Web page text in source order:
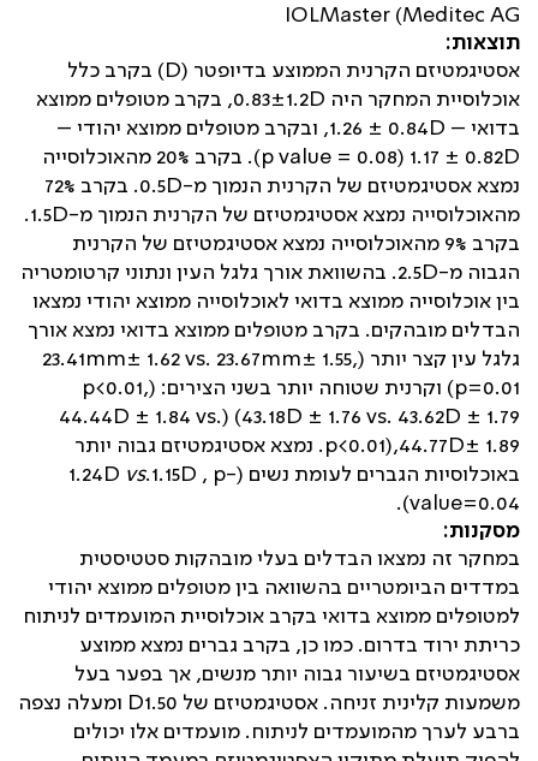
Meditec AG) IOLMaster
תוצאות:
אסטיגמטיזם הקרנית הממוצע בדיופטר (D) בקרב כלל
אוכלוסיית המחקר היה D
0.83±1.2, בקרב מטופלים ממוצא
בדואי – D 0.84 ± 1.26, ובקרב מטופלים ממוצא יהודי –
D
0.82 ± 1.17 (
p value = 0.08
). בקרב 20% מהאוכלוסייה
נמצא אסטיגמטיזם של הקרנית הנמוך מ-D
0.5. בקרב 72%
מהאוכלוסייה נמצא אסטיגמטיזם של הקרנית הנמוך מ-D
1.5.
בקרב 9% מהאוכלוסייה נמצא אסטיגמטיזם של הקרנית
הגבוה מ-2.5D. בהשוואת אורך גלגל העין ונתוני קרטומטריה
בין אוכלוסייה ממוצא בדואי לאוכלוסייה ממוצא יהודי נמצאו
הבדלים מובהקים. בקרב מטופלים ממוצא בדואי נמצא אורך
גלגל עין קצר יותר
(23.41mm± 1.62 vs. 23.67mm± 1.55,
p=0.01)
וקרנית שטוחה יותר בשני הצירים:
(p<0.01,
43.18D ± 1.76 vs. 43.62D ± 1.79)
(
44.44D ± 1.84 vs.
44.77D± 1.89
,
(p<0.01
. נמצא אסטיגמטיזם גבוה יותר
באוכלוסיות הגברים לעומת נשים (1.24D
vs.1.15D , p-
value=0.04)
.
מסקנות:
במחקר זה נמצאו הבדלים בעלי מובהקות סטטיסטית
במדדים הביומטריים בהשוואה בין מטופלים ממוצא יהודי
למטופלים ממוצא בדואי בקרב אוכלוסיית המועמדים לניתוח
כריתת ירוד בדרום. כמו כן, בקרב גברים נמצא ממוצע
אסטיגמטיזם בשיעור גבוה יותר מנשים, אך בפער בעל
משמעות קלינית זניחה. אסטיגמטיזם של
ומעלה נצפה
ברבע לערך מהמועמדים לניתוח. מועמדים אלו יכולים